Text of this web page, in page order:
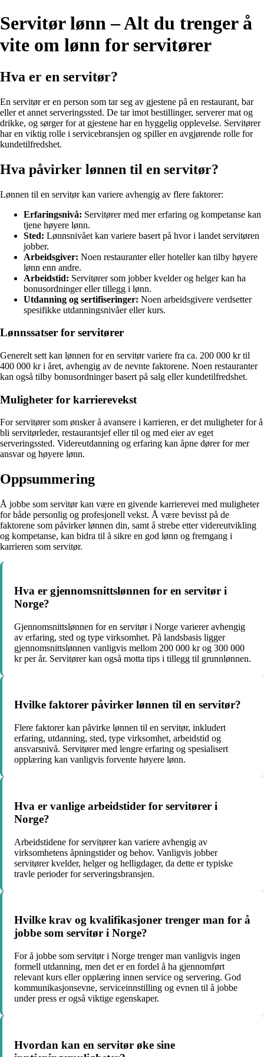
Servitør lønn – Alt du trenger å
vite om lønn for servitører
Hva er en servitør?
En servitør er en person som tar seg av gjestene på en restaurant, bar
eller et annet serveringssted. De tar imot bestillinger, serverer mat og
drikke, og sørger for at gjestene har en hyggelig opplevelse. Servitører
har en viktig rolle i servicebransjen og spiller en avgjørende rolle for
kundetilfredshet.
Hva påvirker lønnen til en servitør?
Lønnen til en servitør kan variere avhengig av flere faktorer:
Erfaringsnivå: Servitører med mer erfaring og kompetanse kan
tjene høyere lønn.
Sted: Lønnsnivået kan variere basert på hvor i landet servitøren
jobber.
Arbeidsgiver: Noen restauranter eller hoteller kan tilby høyere
lønn enn andre.
Arbeidstid: Servitører som jobber kvelder og helger kan ha
bonusordninger eller tillegg i lønn.
Utdanning og sertifiseringer: Noen arbeidsgivere verdsetter
spesifikke utdanningsnivåer eller kurs.
Lønnssatser for servitører
Generelt sett kan lønnen for en servitør variere fra ca. 200 000 kr til
400 000 kr i året, avhengig av de nevnte faktorene. Noen restauranter
kan også tilby bonusordninger basert på salg eller kundetilfredshet.
Muligheter for karrierevekst
For servitører som ønsker å avansere i karrieren, er det muligheter for å
bli servitørleder, restaurantsjef eller til og med eier av eget
serveringssted. Videreutdanning og erfaring kan åpne dører for mer
ansvar og høyere lønn.
Oppsummering
Å jobbe som servitør kan være en givende karrierevei med muligheter
for både personlig og profesjonell vekst. Å være bevisst på de
faktorene som påvirker lønnen din, samt å strebe etter videreutvikling
og kompetanse, kan bidra til å sikre en god lønn og fremgang i
karrieren som servitør.
Hva er gjennomsnittslønnen for en servitør i
Norge?
Gjennomsnittslønnen for en servitør i Norge varierer avhengig
av erfaring, sted og type virksomhet. På landsbasis ligger
gjennomsnittslønnen vanligvis mellom 200 000 kr og 300 000
kr per år. Servitører kan også motta tips i tillegg til grunnlønnen.
Hvilke faktorer påvirker lønnen til en servitør?
Flere faktorer kan påvirke lønnen til en servitør, inkludert
erfaring, utdanning, sted, type virksomhet, arbeidstid og
ansvarsnivå. Servitører med lengre erfaring og spesialisert
opplæring kan vanligvis forvente høyere lønn.
Hva er vanlige arbeidstider for servitører i
Norge?
Arbeidstidene for servitører kan variere avhengig av
virksomhetens åpningstider og behov. Vanligvis jobber
servitører kvelder, helger og helligdager, da dette er typiske
travle perioder for serveringsbransjen.
Hvilke krav og kvalifikasjoner trenger man for å
jobbe som servitør i Norge?
For å jobbe som servitør i Norge trenger man vanligvis ingen
formell utdanning, men det er en fordel å ha gjennomført
relevant kurs eller opplæring innen service og servering. God
kommunikasjonsevne, serviceinnstilling og evnen til å jobbe
under press er også viktige egenskaper.
Hvordan kan en servitør øke sine